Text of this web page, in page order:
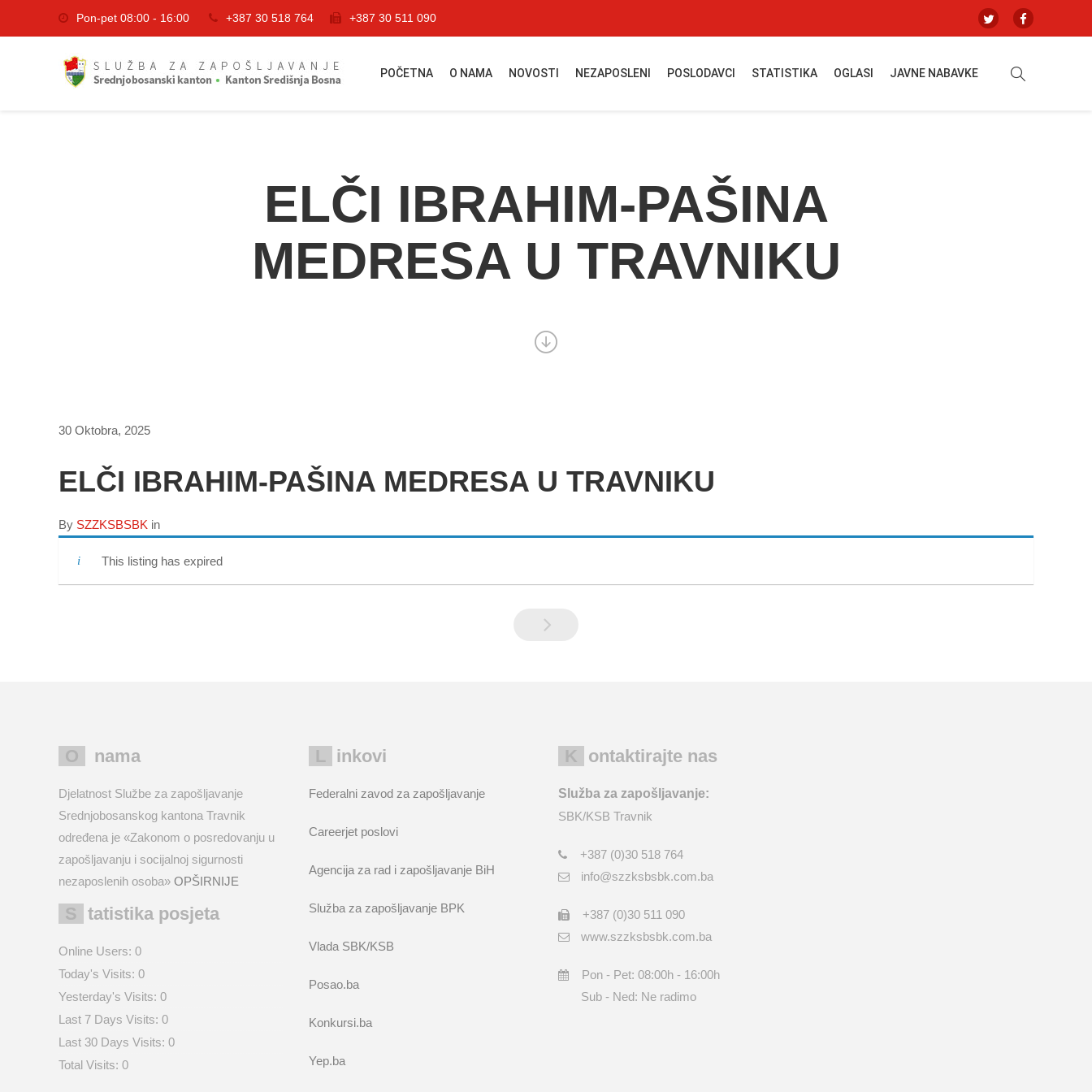
Pon-pet 08:00 - 16:00 +387 30 518 764 +387 30 511 090
POČETNA O NAMA NOVOSTI NEZAPOSLENI POSLODAVCI STATISTIKA OGLASI JAVNE NABAVKE
ELČI IBRAHIM-PAŠINA
MEDRESA U TRAVNIKU
30 Oktobra, 2025
ELČI IBRAHIM-PAŠINA MEDRESA U TRAVNIKU
By SZZKSBSBK in
This listing has expired
O nama
Djelatnost Službe za zapošljavanje
Srednjobosanskog kantona Travnik
određena je «Zakonom o posredovanju u
zapošljavanju i socijalnoj sigurnosti
nezaposlenih osoba» OPŠIRNIJE
Statistika posjeta
Online Users: 0
Today's Visits: 0
Yesterday's Visits: 0
Last 7 Days Visits: 0
Last 30 Days Visits: 0
Total Visits: 0
Linkovi
Federalni zavod za zapošljavanje
Careerjet poslovi
Agencija za rad i zapošljavanje BiH
Služba za zapošljavanje BPK
Vlada SBK/KSB
Posao.ba
Konkursi.ba
Yep.ba
Kontaktirajte nas
Služba za zapošljavanje:
SBK/KSB Travnik
+387 (0)30 518 764
info@szzksbsbk.com.ba
+387 (0)30 511 090
www.szzksbsbk.com.ba
Pon - Pet: 08:00h - 16:00h
Sub - Ned: Ne radimo